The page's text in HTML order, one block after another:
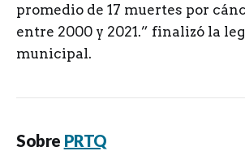
promedio de 17 muertes por
entre 2000 y 2021.” finalizó la
municipal.
Sobre PRTQ